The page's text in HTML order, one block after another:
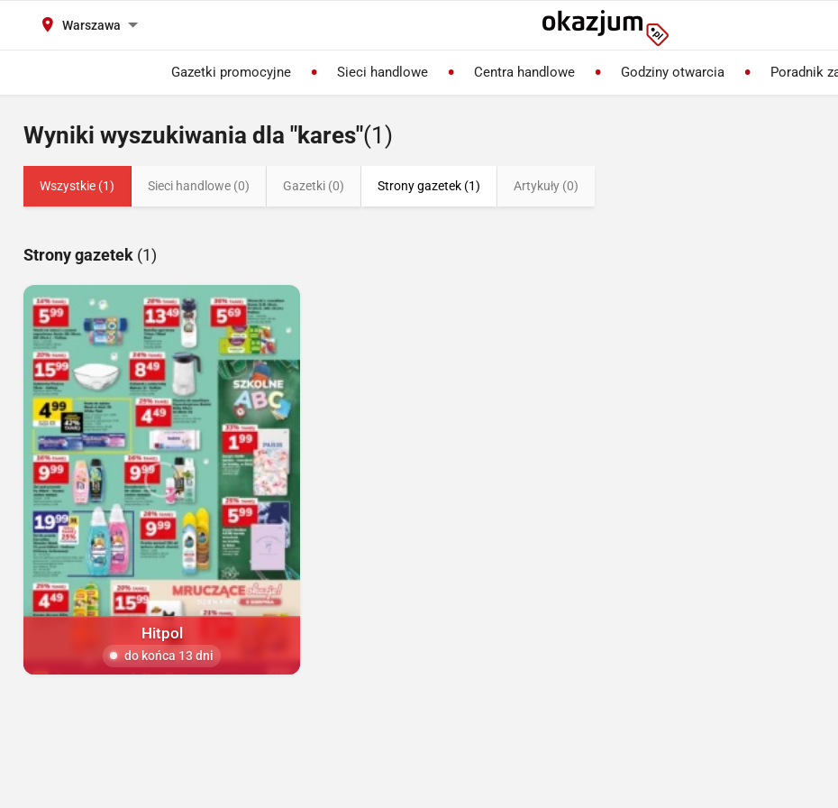
Warszawa
Gazetki promocyjne Sieci handlowe Centra handlowe Godziny otwarcia Poradnik
Wyniki wyszukiwania dla "kares"(1)
Wszystkie (1) Sieci handlowe (0) Gazetki (0) Strony gazetek (1) Artykuły (0)
Strony gazetek (1)
Hitpol
do końca 13 dni